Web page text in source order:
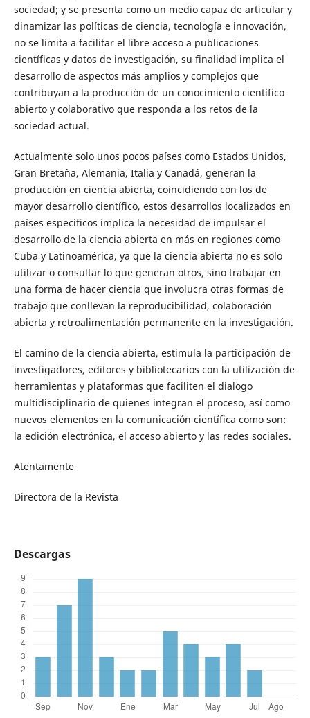
sociedad; y se presenta como un medio capaz de articular y
dinamizar las políticas de ciencia, tecnología e innovación,
no se limita a facilitar el libre acceso a publicaciones
científicas y datos de investigación, su finalidad implica el
desarrollo de aspectos más amplios y complejos que
contribuyan a la producción de un conocimiento científico
abierto y colaborativo que responda a los retos de la
sociedad actual.
Actualmente solo unos pocos países como Estados Unidos,
Gran Bretaña, Alemania, Italia y Canadá, generan la
producción en ciencia abierta, coincidiendo con los de
mayor desarrollo científico, estos desarrollos localizados en
países específicos implica la necesidad de impulsar el
desarrollo de la ciencia abierta en más en regiones como
Cuba y Latinoamérica, ya que la ciencia abierta no es solo
utilizar o consultar lo que generan otros, sino trabajar en
una forma de hacer ciencia que involucra otras formas de
trabajo que conllevan la reproducibilidad, colaboración
abierta y retroalimentación permanente en la investigación.
El camino de la ciencia abierta, estimula la participación de
investigadores, editores y bibliotecarios con la utilización de
herramientas y plataformas que faciliten el dialogo
multidisciplinario de quienes integran el proceso, así como
nuevos elementos en la comunicación científica como son:
la edición electrónica, el acceso abierto y las redes sociales.
Atentamente
Directora de la Revista
Descargas